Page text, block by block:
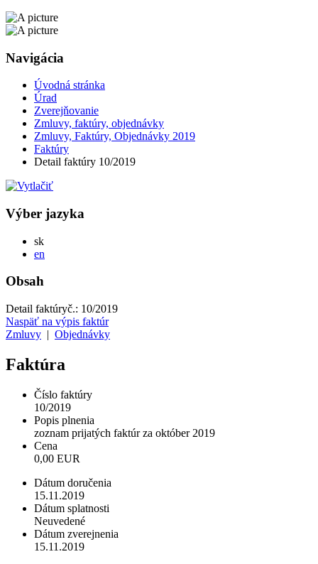
Navigácia
Úvodná stránka
Úrad
Zverejňovanie
Zmluvy, faktúry, objednávky
Zmluvy, Faktúry, Objednávky 2019
Faktúry
Detail faktúry 10/2019
Výber jazyka
skSlovensky
en
Obsah
Detail faktúryč.: 10/2019
Naspäť na výpis faktúr
Zmluvy | Objednávky
Faktúra
Číslo faktúry
10/2019
Popis plnenia
zoznam prijatých faktúr za október 2019
Cena
0,00 EUR
Dátum doručenia
15.11.2019
Dátum splatnosti
Neuvedené
Dátum zverejnenia
15.11.2019